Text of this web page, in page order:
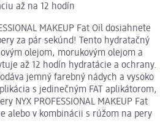
až na 12 hodín
MAKEUP Fat Oil dosiahnete
za pár sekúnd! Tento hydratačný
olejom, morukovým olejom a
až 12 hodín hydratácie a ochrany.
jemný farebný nádych a vysoko
s jedinečným FAT aplikátorom,
NYX PROFESSIONAL MAKEUP Fat
alebo v kombinácii s rúžom na pery